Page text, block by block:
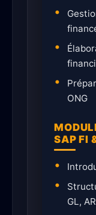
ONG
SAP FI
GL,